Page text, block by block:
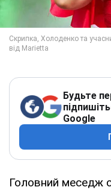
Будьте
Google
Головний меседж